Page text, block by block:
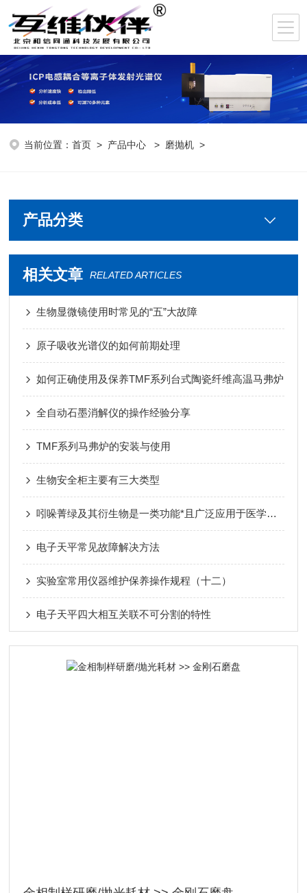
当前位置：首页 > 产品中心 > 磨抛机 >
产品分类
相关文章 RELATED ARTICLES
生物显微镜使用时常见的“五”大故障
原子吸收光谱仪的如何前期处理
如何正确使用及保养TMF系列台式陶瓷纤维高温马弗炉
全自动石墨消解仪的操作经验分享
TMF系列马弗炉的安装与使用
生物安全柜主要有三大类型
吲哚菁绿及其衍生物是一类功能*且广泛应用于医学和科学领域的染料
电子天平常见故障解决方法
实验室常用仪器维护保养操作规程（十二）
电子天平四大相互关联不可分割的特性